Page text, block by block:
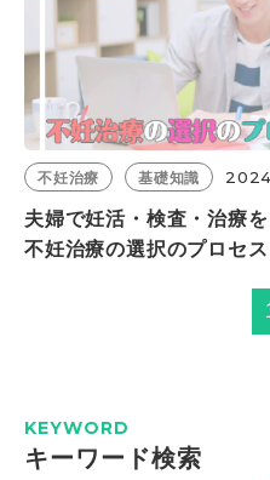
不妊治療 基礎知識
夫婦で妊活・検査・治療
不妊治療の選択のプロセ
KEYWORD
キーワード検索